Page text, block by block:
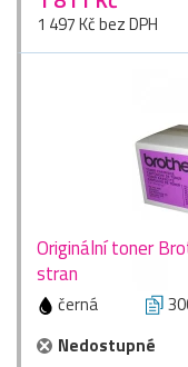
1 497 Kč bez DPH
Originální toner
stran
černá
Nedostupné